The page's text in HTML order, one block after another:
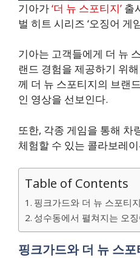
기아가‘더 뉴 스포티지’ 출
벌 히트 시리즈 ‘오징어 게
기아는 고객들에게 더 뉴
랜드 경험을 제공하기 위
께 더 뉴 스포티지의 브랜
인 영상을 선보인다.
또한, 각종 게임을 통해 차
체험할 수 있는 콜라보레
Table of Contents
핑크가드와 더 뉴 스포티
성수동에서 펼쳐지는 오
핑크가드와 더 뉴 스